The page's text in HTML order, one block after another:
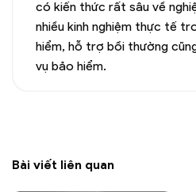
có kiến thức rất sâu về
nhiều kinh nghiệm thực tế
hiểm, hỗ trợ bồi thường
vụ bảo hiểm.
Bài viết liên quan